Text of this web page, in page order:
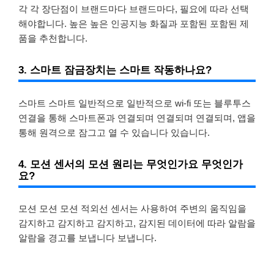
각 각 장단점이 브랜드마다 브랜드마다, 필요에 따라 선택
해야합니다. 높은 높은 인공지능 화질과 포함된 포함된 제
품을 추천합니다.
3. 스마트 잠금장치는 스마트 작동하나요?
스마트 스마트 일반적으로 일반적으로 wi-fi 또는 블루투스
연결을 통해 스마트폰과 연결되며 연결되며 연결되며, 앱을
통해 원격으로 잠그고 열 수 있습니다 있습니다.
4. 모션 센서의 모션 원리는 무엇인가요 무엇인가
요?
모션 모션 모션 적외선 센서는 사용하여 주변의 움직임을
감지하고 감지하고 감지하고, 감지된 데이터에 따라 알람을
알람을 경고를 보냅니다 보냅니다.